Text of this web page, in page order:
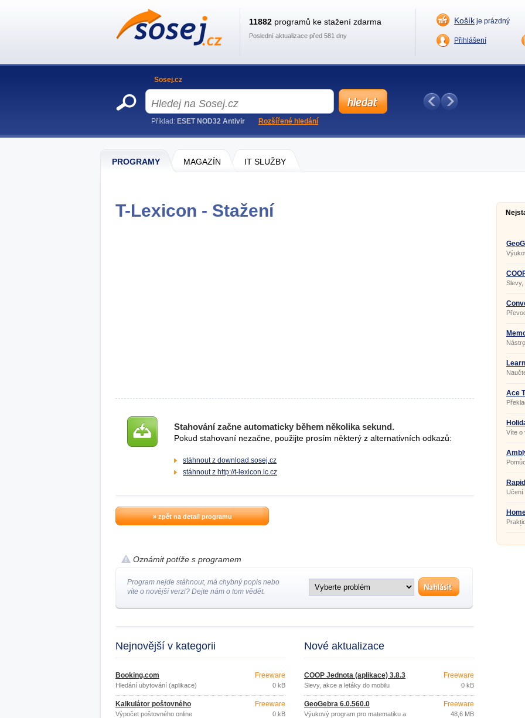
PROGRAMY MAGAZÍN IT SLUŽBY
T-Lexicon - Stažení
Stahování začne automaticky během několika sekund.
Pokud stahovaní nezačne, použijte prosím některý z alternativních odkazů:
stáhnout z download.sosej.cz
stáhnout z http://t-lexicon.ic.cz
» zpět na detail programu
Oznámit potíže s programem
Program nejde stáhnout, má chybný popis nebo
víte o novější verzi? Dejte nám o tom vědět.
Nejnovější v kategorii
Booking.com
Hledání ubytování (aplikace)
Freeware
0 kB
Kalkulátor poštovného
Výpočet poštovného online
Freeware
0 kB
Nové aktualizace
COOP Jednota (aplikace) 3.8.3
Slevy, akce a letáky do mobilu
Freeware
0 kB
GeoGebra 6.0.560.0
Výukový program pro matematiku a
Freeware
48,6 MB
Slevy,
jazyků.
Ace
9434
Víte o
Učení
11882 programů ke stažení zdarma
Poslední aktualizace před 581 dny
Košík je prázdný
Přihlášení
Sosej.cz
Příklad: ESET NOD32 Antivir Rozšířené hledání